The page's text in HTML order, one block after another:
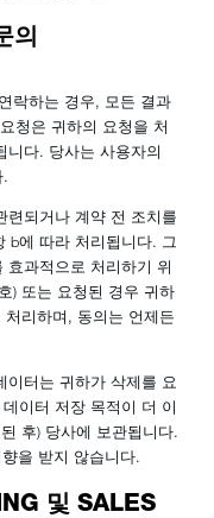
의
락하는 경우, 모든 결과
청은 귀하의 요청을 처
니다. 당사는 사용자의
.
련되거나 계약 전 조치를
b에 따라 처리됩니다. 그
효과적으로 처리하기 위
) 또는 요청된 경우 귀하
처리하며, 동의는 언제든
터는 귀하가 삭제를 요
이터 저장 목적이 더 이
후) 당사에 보관됩니다.
을 받지 않습니다.
및 SALES